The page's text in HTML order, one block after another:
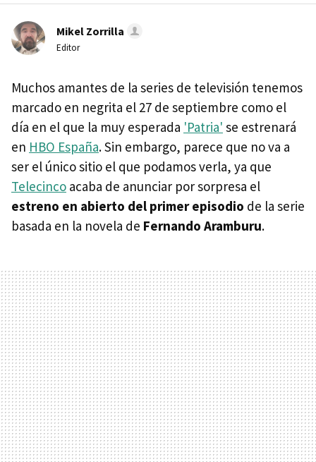
Mikel Zorrilla
Editor
Muchos amantes de la series de televisión tenemos
marcado en negrita el 27 de septiembre como el
día en el que la muy esperada 'Patria' se estrenará
en HBO España. Sin embargo, parece que no va a
ser el único sitio el que podamos verla, ya que
Telecinco acaba de anunciar por sorpresa el
estreno en abierto del primer episodio de la serie
basada en la novela de Fernando Aramburu.